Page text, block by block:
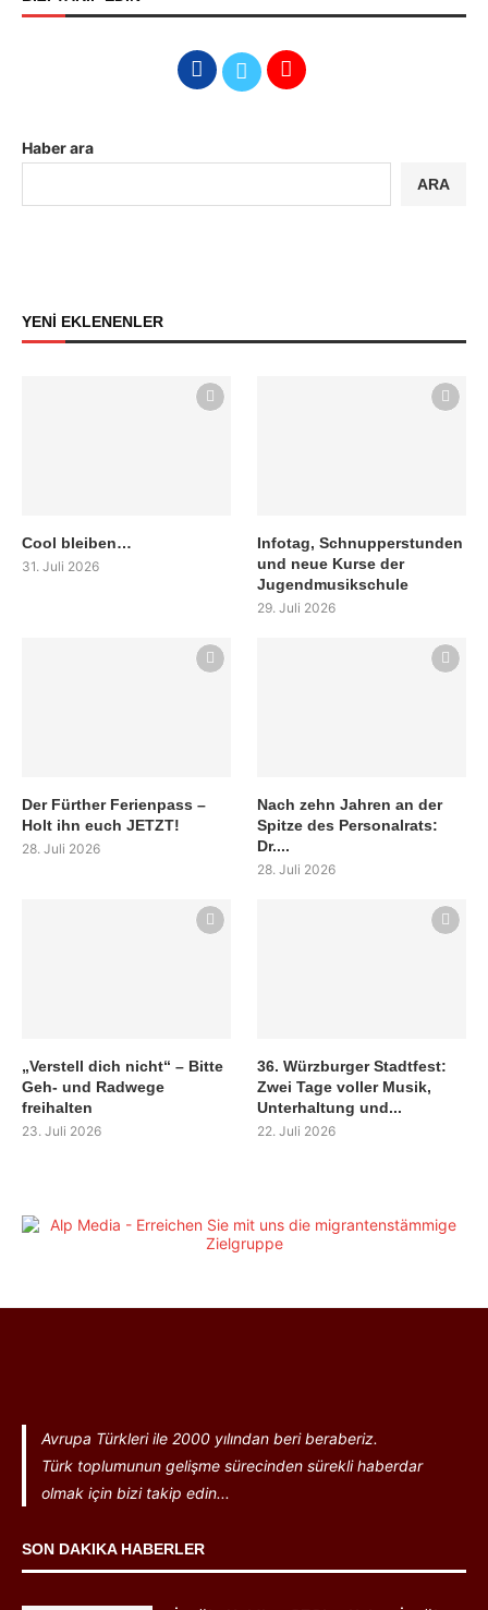
Haber ara
ARA
YENİ EKLENENLER
Cool bleiben…
31. Juli 2026
Infotag, Schnupperstunden
und neue Kurse der
Jugendmusikschule
29. Juli 2026
Der Fürther Ferienpass –
Holt ihn euch JETZT!
28. Juli 2026
Nach zehn Jahren an der
Spitze des Personalrats:
Dr....
28. Juli 2026
„Verstell dich nicht“ – Bitte
Geh- und Radwege
freihalten
23. Juli 2026
36. Würzburger Stadtfest:
Zwei Tage voller Musik,
Unterhaltung und...
22. Juli 2026
Avrupa Türkleri ile 2000 yılından beri beraberiz.
Türk toplumunun gelişme sürecinden sürekli haberdar
olmak için bizi takip edin...
SON DAKIKA HABERLER